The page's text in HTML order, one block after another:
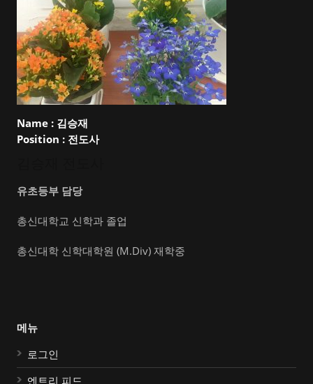
Name : 김승재
Position : 전도사
유초등부 담당
총신대학교 신학과 졸업
총신대학 신학대학원 (M.Div) 재학중
메뉴
로그인
엔트리 피드